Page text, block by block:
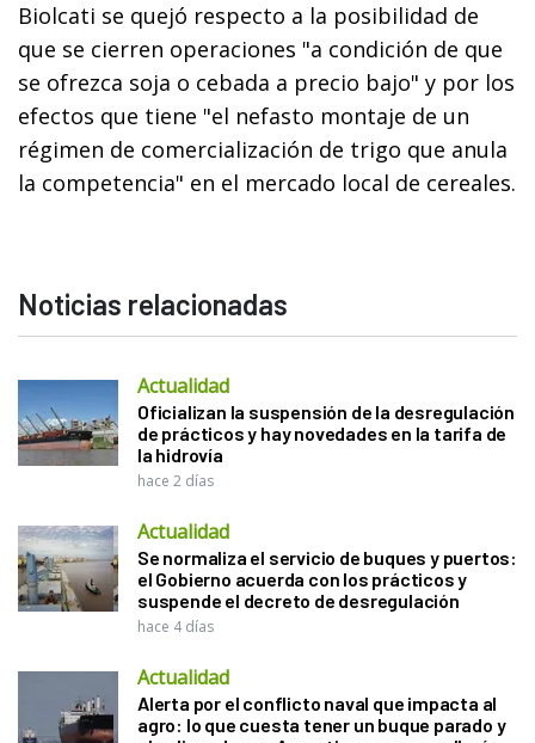
Biolcati se quejó respecto a la posibilidad de
que se cierren operaciones "a condición de que
se ofrezca soja o cebada a precio bajo" y por los
efectos que tiene "el nefasto montaje de un
régimen de comercialización de trigo que anula
la competencia" en el mercado local de cereales.
Noticias relacionadas
Actualidad
Oficializan la suspensión de la desregulación
de prácticos y hay novedades en la tarifa de
la hidrovía
hace 2 días
Actualidad
Se normaliza el servicio de buques y puertos:
el Gobierno acuerda con los prácticos y
suspende el decreto de desregulación
hace 4 días
Actualidad
Alerta por el conflicto naval que impacta al
agro: lo que cuesta tener un buque parado y